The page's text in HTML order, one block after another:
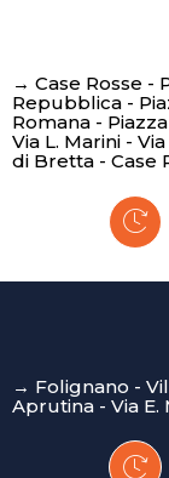
→ Case Rosse -
Repubblica -
Romana -
Via L. Marini -
di Bretta - Case
→ Folignano -
Aprutina - Via E.